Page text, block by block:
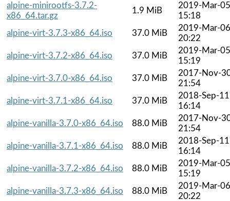
alpine-minirootfs-3.7.2-
x86_64.tar.gz
1.9 MiB
2019-Mar-05
15:18
alpine-virt-3.7.3-x86_64.iso
37.0 MiB
2019-Mar-06
20:22
alpine-virt-3.7.2-x86_64.iso
37.0 MiB
2019-Mar-05
15:19
alpine-virt-3.7.0-x86_64.iso
37.0 MiB
2017-Nov-
21:54
alpine-virt-3.7.1-x86_64.iso
37.0 MiB
2018-Sep-11
16:14
alpine-vanilla-3.7.0-x86_64.iso
88.0 MiB
2017-Nov-
21:54
alpine-vanilla-3.7.1-x86_64.iso
88.0 MiB
2018-Sep-11
16:14
alpine-vanilla-3.7.2-x86_64.iso
88.0 MiB
2019-Mar-05
15:19
alpine-vanilla-3.7.3-x86_64.iso
88.0 MiB
2019-Mar-06
20:22